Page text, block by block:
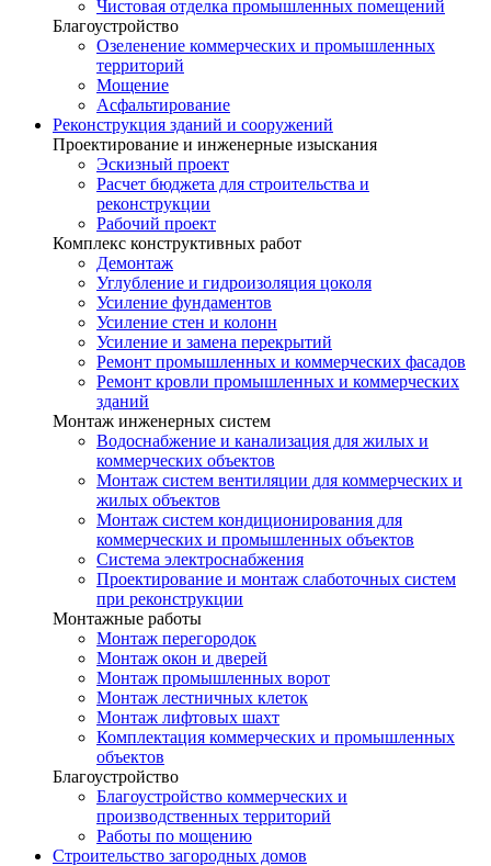
Чистовая отделка промышленных помещений
Благоустройство
Озеленение коммерческих и промышленных
территорий
Мощение
Асфальтирование
Реконструкция зданий и сооружений
Проектирование и инженерные изыскания
Эскизный проект
Расчет бюджета для строительства и
реконструкции
Рабочий проект
Комплекс конструктивных работ
Демонтаж
Углубление и гидроизоляция цоколя
Усиление фундаментов
Усиление стен и колонн
Усиление и замена перекрытий
Ремонт промышленных и коммерческих фасадов
Ремонт кровли промышленных и коммерческих
зданий
Монтаж инженерных систем
Водоснабжение и канализация для жилых и
коммерческих объектов
Монтаж систем вентиляции для коммерческих и
жилых объектов
Монтаж систем кондиционирования для
коммерческих и промышленных объектов
Система электроснабжения
Проектирование и монтаж слаботочных систем
при реконструкции
Монтажные работы
Монтаж перегородок
Монтаж окон и дверей
Монтаж промышленных ворот
Монтаж лестничных клеток
Монтаж лифтовых шахт
Комплектация коммерческих и промышленных
объектов
Благоустройство
Благоустройство коммерческих и
производственных территорий
Работы по мощению
Строительство загородных домов